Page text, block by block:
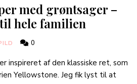
med grøntsager –
hele familien
0
inspireret af den klassiske ret, som
Yellowstone. Jeg fik lyst til at